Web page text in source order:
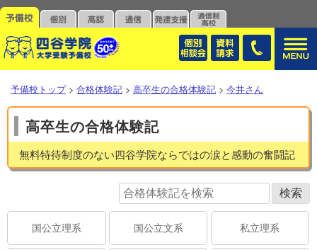
予備校トップ > 合格体験記 > 高卒生の合格体験記 > 今井さん
高卒生の合格体験記
無料特待制度のない四谷学院ならではの涙と感動の奮闘記
国公立理系 国公立文系 私立理系